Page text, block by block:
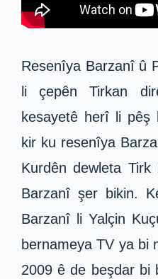
Resenîya Barzanî û
li çepên Tirkan
kesayetê herî li
kir ku resenîya
Kurdên dewleta
Barzanî şer bikin.
Barzanî li Yalçin
bernameya TV ya bi
2009 ê de beşdar bi